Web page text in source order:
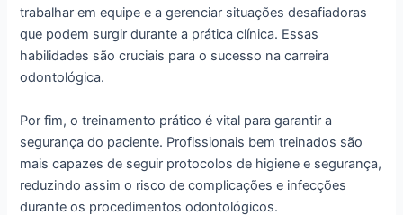
trabalhar em equipe e a gerenciar situações desafiadoras
que podem surgir durante a prática clínica. Essas
habilidades são cruciais para o sucesso na carreira
odontológica.
Por fim, o treinamento prático é vital para garantir a
segurança do paciente. Profissionais bem treinados são
mais capazes de seguir protocolos de higiene e segurança,
reduzindo assim o risco de complicações e infecções
durante os procedimentos odontológicos.